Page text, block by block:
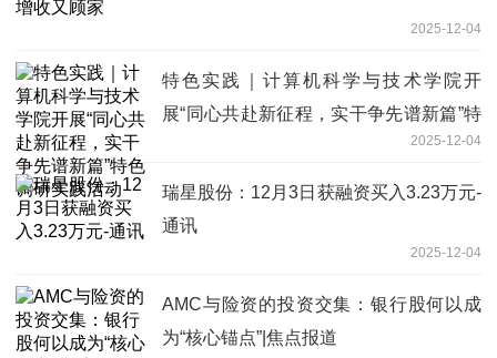
2025-12-04
特色实践｜计算机科学与技术学院开
展“同心共赴新征程，实干争先谱新篇”特
2025-12-04
瑞星股份：12月3日获融资买入3.23万元-
通讯
2025-12-04
AMC与险资的投资交集：银行股何以成
为“核心锚点”|焦点报道